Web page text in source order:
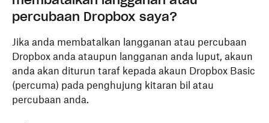
percubaan Dropbox saya?
Jika anda membatalkan langganan atau percubaan
Dropbox anda ataupun langganan anda luput, akaun
anda akan diturun taraf kepada akaun Dropbox Basic
(percuma) pada penghujung kitaran bil atau
percubaan anda.